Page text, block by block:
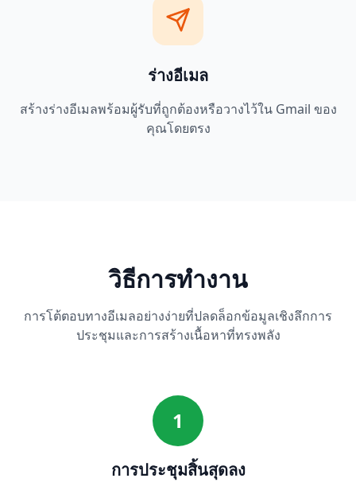
ร่างอีเมล
สร้างร่างอีเมลพร้อมผู้รับที่ถูกต้องหรือวางไว้ใน Gmail ของ
คุณโดยตรง
วิธีการทำงาน
การโต้ตอบทางอีเมลอย่างง่ายที่ปลดล็อกข้อมูลเชิงลึกการ
ประชุมและการสร้างเนื้อหาที่ทรงพลัง
1
การประชุมสิ้นสุดลง